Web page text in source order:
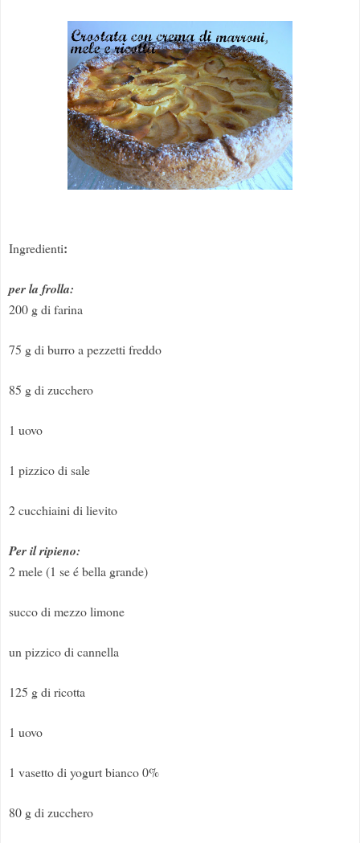
Ingredienti:
per la frolla:
200 g di farina
75 g di burro a pezzetti freddo
85 g di zucchero
1 uovo
1 pizzico di sale
2 cucchiaini di lievito
Per il ripieno:
2 mele (1 se é bella grande)
succo di mezzo limone
un pizzico di cannella
125 g di ricotta
1 uovo
1 vasetto di yogurt bianco 0%
80 g di zucchero